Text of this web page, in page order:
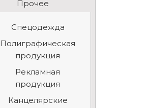
Прочее
Спецодежда
Полиграфическая
продукция
Рекламная
продукция
Канцелярские